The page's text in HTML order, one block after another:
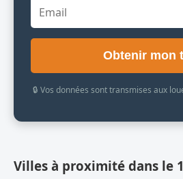
Obtenir mon
🔒 Vos données sont transmises aux
Villes à proximité dans le